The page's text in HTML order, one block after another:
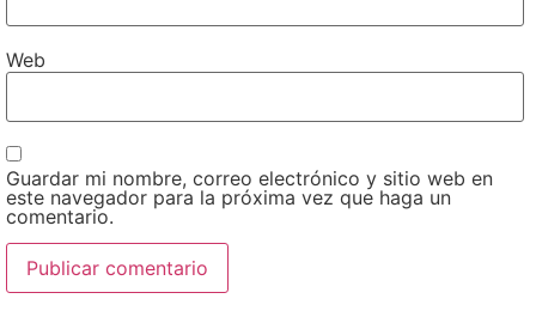
Web
Guardar mi nombre, correo electrónico y sitio web en
este navegador para la próxima vez que haga un
comentario.